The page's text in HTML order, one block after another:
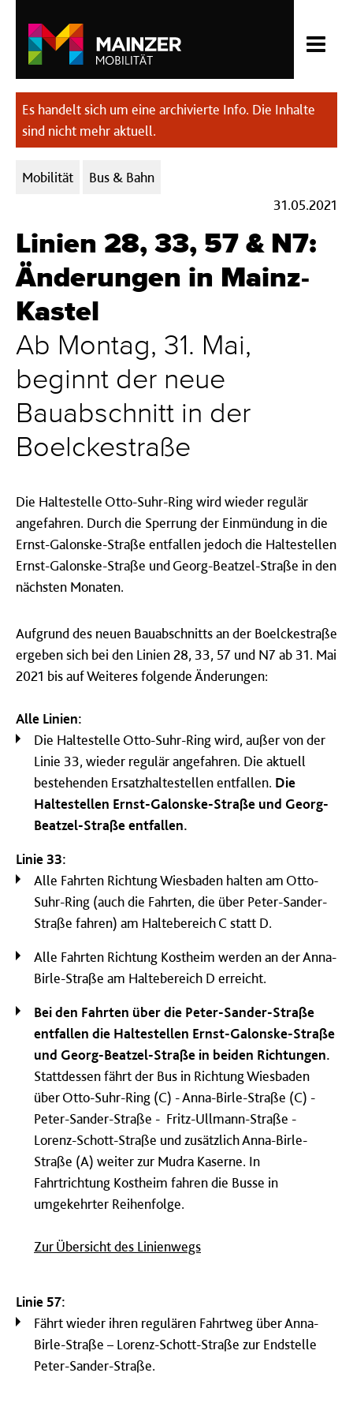
Es handelt sich um eine archivierte Info. Die Inhalte
sind nicht mehr aktuell.
Kategorien:
Mobilität
Bus & Bahn
31.05.2021
Linien 28, 33, 57 & N7:
Änderungen in Mainz-
Kastel
Ab Montag, 31. Mai,
beginnt der neue
Bauabschnitt in der
Boelckestraße
Die Haltestelle Otto-Suhr-Ring wird wieder regulär
angefahren. Durch die Sperrung der Einmündung in die
Ernst-Galonske-Straße entfallen jedoch die Haltestellen
Ernst-Galonske-Straße und Georg-Beatzel-Straße in den
nächsten Monaten.
Aufgrund des neuen Bauabschnitts an der Boelckestraße
ergeben sich bei den Linien 28, 33, 57 und N7 ab 31. Mai
2021 bis auf Weiteres folgende Änderungen:
Alle Linien:
Die Haltestelle Otto-Suhr-Ring wird, außer von der
Linie 33, wieder regulär angefahren. Die aktuell
bestehenden Ersatzhaltestellen entfallen. Die
Haltestellen Ernst-Galonske-Straße und Georg-
Beatzel-Straße entfallen.
Linie 33:
Alle Fahrten Richtung Wiesbaden halten am Otto-
Suhr-Ring (auch die Fahrten, die über Peter-Sander-
Straße fahren) am Haltebereich C statt D.
Alle Fahrten Richtung Kostheim werden an der Anna-
Birle-Straße am Haltebereich D erreicht.
Bei den Fahrten über die Peter-Sander-Straße
entfallen die Haltestellen Ernst-Galonske-Straße
und Georg-Beatzel-Straße in beiden Richtungen.
Stattdessen fährt der Bus in Richtung Wiesbaden
über Otto-Suhr-Ring (C) - Anna-Birle-Straße (C) -
Peter-Sander-Straße - Fritz-Ullmann-Straße -
Lorenz-Schott-Straße und zusätzlich Anna-Birle-
Straße (A) weiter zur Mudra Kaserne. In
Fahrtrichtung Kostheim fahren die Busse in
umgekehrter Reihenfolge.
Zur Übersicht des Linienwegs
Linie 57:
Fährt wieder ihren regulären Fahrtweg über Anna-
Birle-Straße – Lorenz-Schott-Straße zur Endstelle
Peter-Sander-Straße.